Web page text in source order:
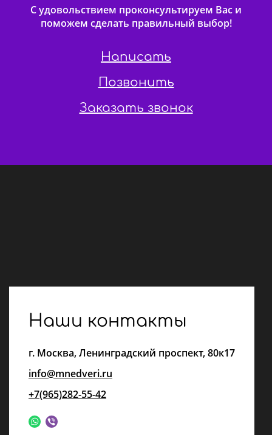
С удовольствием проконсультируем Вас и
поможем сделать правильный выбор!
Написать
Позвонить
Заказать звонок
Наши контакты
г. Москва,Ленинградский проспект, 80к17
info@mnedveri.ru
+7(965)282-55-42